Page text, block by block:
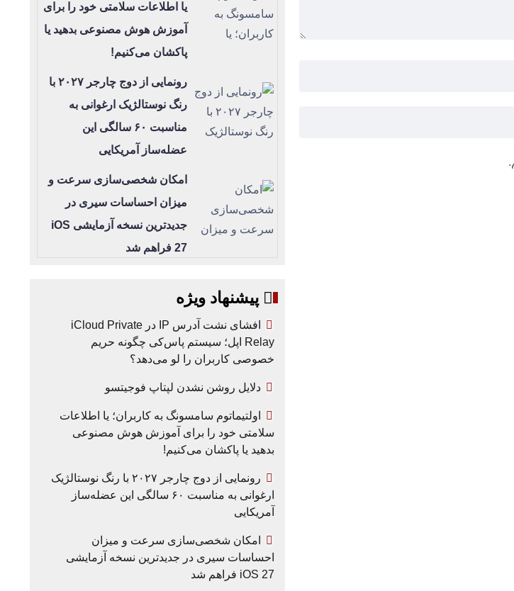
یا اطلاعات سلامتی خود را برای
آموزش هوش مصنوعی بدهید یا
پاکشان می‌کنیم!
رونمایی از دوج چارجر ۲۰۲۷ با
رنگ نوستالژیک ارغوانی به
مناسبت ۶۰ سالگی این
عضله‌ساز آمریکایی
امکان شخصی‌سازی سرعت و
میزان احساسات سیری در
جدیدترین نسخه آزمایشی iOS
27 فراهم شد
پیشنهاد ویژه
افشای نشت آدرس IP در iCloud Private
Relay اپل؛ سیستم پاس‌کی چگونه حریم
خصوصی کاربران را لو می‌دهد؟
دلایل روشن نشدن لپتاپ فوجیتسو
اولتیماتوم سامسونگ به کاربران؛ یا اطلاعات
سلامتی خود را برای آموزش هوش مصنوعی
بدهید یا پاکشان می‌کنیم!
رونمایی از دوج چارجر ۲۰۲۷ با رنگ نوستالژیک
ارغوانی به مناسبت ۶۰ سالگی این عضله‌ساز
آمریکایی
امکان شخصی‌سازی سرعت و میزان
احساسات سیری در جدیدترین نسخه آزمایشی
iOS 27 فراهم شد